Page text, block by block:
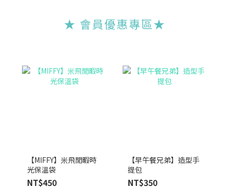
★ 會員優惠專區★
【MIFFY】米飛閒暇時
光保溫袋
NT$450
【早午餐兄弟】造型手
提包
NT$350